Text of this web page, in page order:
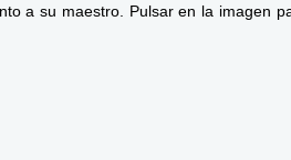
a su maestro. Pulsar en la imagen